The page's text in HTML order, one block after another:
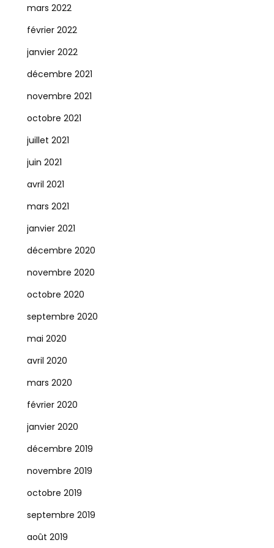
mars 2022
février 2022
janvier 2022
décembre 2021
novembre 2021
octobre 2021
juillet 2021
juin 2021
avril 2021
mars 2021
janvier 2021
décembre 2020
novembre 2020
octobre 2020
septembre 2020
mai 2020
avril 2020
mars 2020
février 2020
janvier 2020
décembre 2019
novembre 2019
octobre 2019
septembre 2019
août 2019